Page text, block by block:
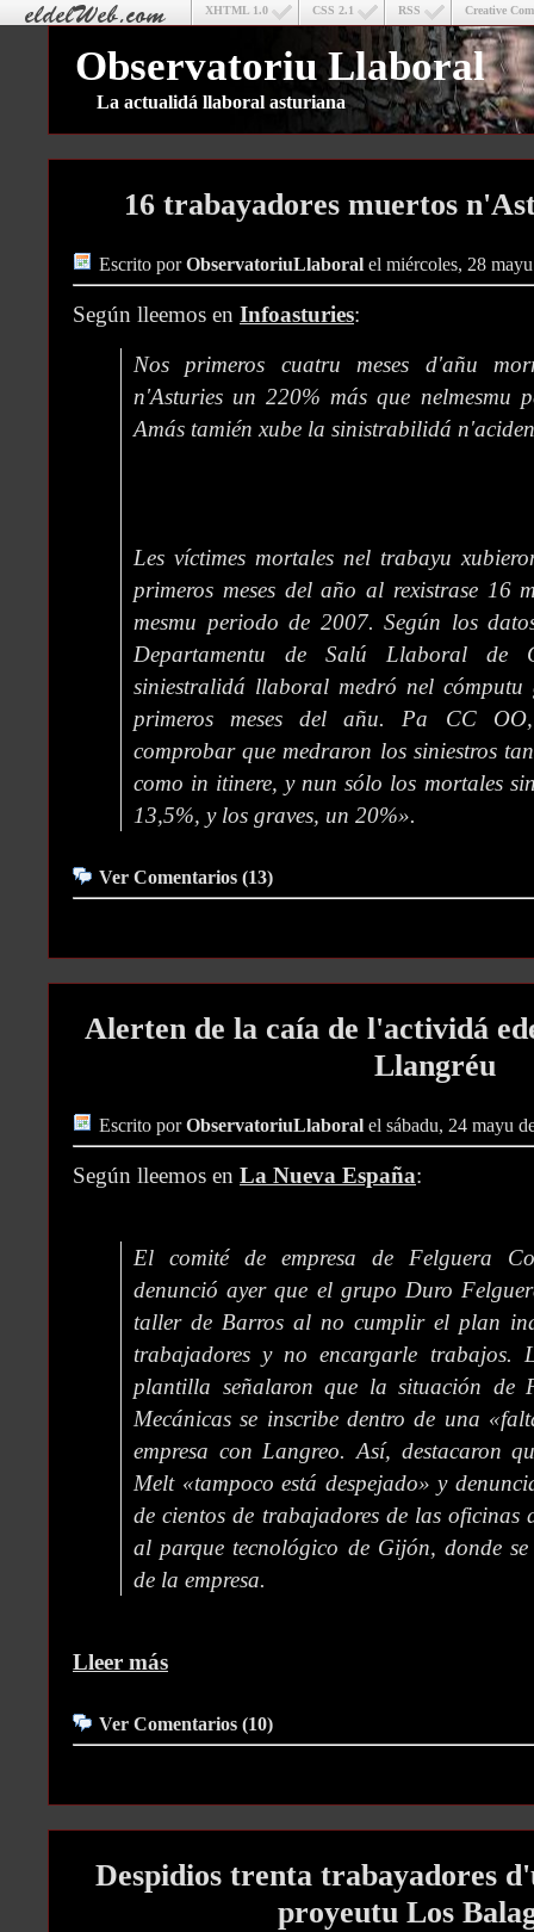
Creative
RSS
CSS 2.1
XHTML 1.0
Observatoriu Llaboral
La actualidá llaboral asturiana
16 trabayadores muertos
Escrito porObservatoriuLlaboral el miércoles, 28
Según lleemos en Infoasturies:
Nos primeros cuatru meses d'añu
n'Asturies un 220% más que nelmesmu
Amás tamién xube la sinistrabilidá
Les víctimes mortales nel trabayu
primeros meses del año al rexistrase 16
mesmu periodo de 2007. Según los
Departamentu de Salú Llaboral de
siniestralidá llaboral medró nel
primeros meses del añu. Pa CC
comprobar que medraron los siniestros
como in itinere, y nun sólo los mortales
13,5%, y los graves, un 20%».
Ver Comentarios (13)
Alerten de la caía de l'actividá
Llangréu
Escrito porObservatoriuLlaboral el sábadu, 24 mayu
Según lleemos en La Nueva España:
El comité de empresa de Felguera
denunció ayer que el grupo Duro
taller de Barros al no cumplir el plan
trabajadores y no encargarle trabajos.
plantilla señalaron que la situación de
Mecánicas se inscribe dentro de una
empresa con Langreo. Así, destacaron
Melt «tampoco está despejado» y
de cientos de trabajadores de las oficinas
al parque tecnológico de Gijón, donde se
de la empresa.
Lleer más
Ver Comentarios (10)
Despidios trenta trabayadores
proyeutu Los